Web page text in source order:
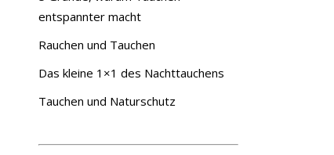
entspannter macht
Rauchen und Tauchen
Das kleine 1×1 des Nachttauchens
Tauchen und Naturschutz